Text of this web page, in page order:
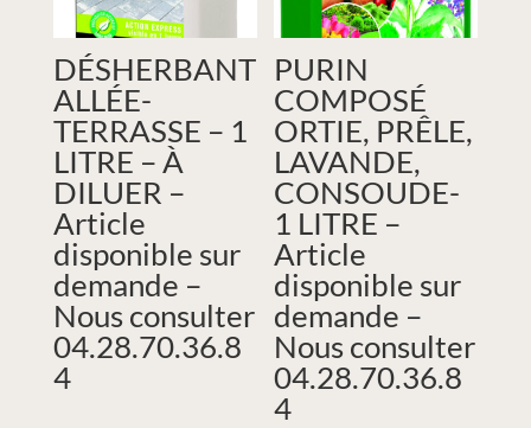
DÉSHERBANT
ALLÉE-
TERRASSE – 1
LITRE – À
DILUER –
Article
disponible sur
demande –
Nous consulter
04.28.70.36.8
4
PURIN
COMPOSÉ
ORTIE, PRÊLE,
LAVANDE,
CONSOUDE-
1 LITRE –
Article
disponible sur
demande –
Nous consulter
04.28.70.36.8
4